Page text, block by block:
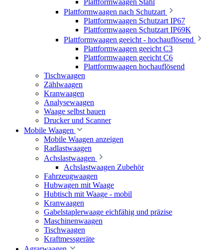
Plattformwaagen nach Schutzart
Plattformwaagen Schutzart IP67
Plattformwaagen Schutzart IP69K
Plattformwaagen geeicht - hochauflösend
Plattformwaagen geeicht C3
Plattformwaagen geeicht C6
Plattformwaagen hochauflösend
Tischwaagen
Zählwaagen
Kranwaagen
Analysewaagen
Waage selbst bauen
Drucker und Scanner
Mobile Waagen
Mobile Waagen anzeigen
Radlastwaagen
Achslastwaagen
Achslastwaagen Zubehör
Fahrzeugwaagen
Hubwagen mit Waage
Hubtisch mit Waage - mobil
Kranwaagen
Gabelstaplerwaage eichfähig und präzise
Maschinenwaagen
Tischwaagen
Kraftmessgeräte